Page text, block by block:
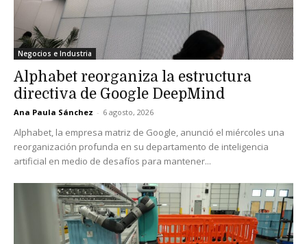
Negocios e Industria
Alphabet reorganiza la estructura
directiva de Google DeepMind
Ana Paula Sánchez - 6 agosto, 2026
Alphabet, la empresa matriz de Google, anunció el miércoles una
reorganización profunda en su departamento de inteligencia
artificial en medio de desafíos para mantener...